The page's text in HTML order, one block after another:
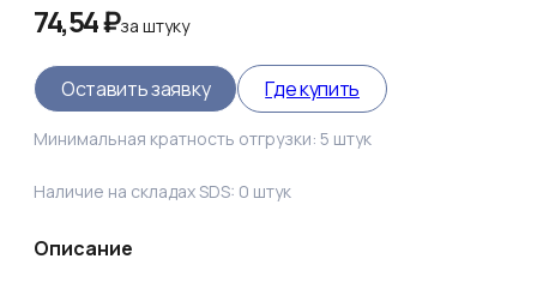
74,54 ₽за штуку
Оставить заявку Где купить
Минимальная кратность отгрузки: 5 штук
Наличие на складах SDS: 0 штук
Описание